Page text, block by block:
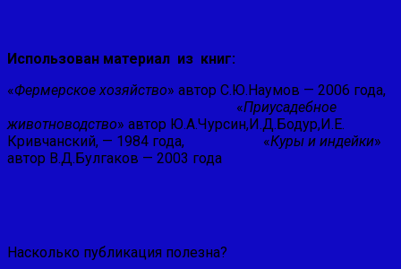
Использован материал из книг:
«Фермерское хозяйство» автор С.Ю.Наумов — 2006 года,
«Приусадебное
животноводство» автор Ю.А.Чурсин,И.Д.Бодур,И.Е.
Кривчанский, — 1984 года, «Куры и индейки»
автор В.Д.Булгаков — 2003 года
Насколько публикация полезна?